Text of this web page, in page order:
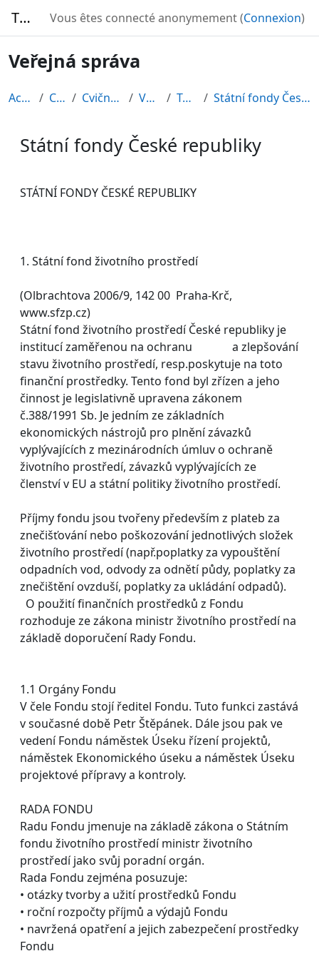
TURBO Vous êtes connecté anonymement (Connexion)
Veřejná správa
Accueil Cours Cvičné kurzy VS2010 Topic 9 Státní fondy České republiky
Státní fondy České republiky
STÁTNÍ FONDY ČESKÉ REPUBLIKY
1. Státní fond životního prostředí
(Olbrachtova 2006/9, 142 00 Praha-Krč,
www.sfzp.cz)
Státní fond životního prostředí České republiky je
institucí zaměřenou na ochranu a zlepšování
stavu životního prostředí, resp.poskytuje na toto
finanční prostředky. Tento fond byl zřízen a jeho
činnost je legislativně upravena zákonem
č.388/1991 Sb. Je jedním ze základních
ekonomických nástrojů pro plnění závazků
vyplývajících z mezinárodních úmluv o ochraně
životního prostředí, závazků vyplývajících ze
členství v EU a státní politiky životního prostředí.
Příjmy fondu jsou tvořeny především z plateb za
znečišťování nebo poškozování jednotlivých složek
životního prostředí (např.poplatky za vypouštění
odpadních vod, odvody za odnětí půdy, poplatky za
znečištění ovzduší, poplatky za ukládání odpadů).
O použití finančních prostředků z Fondu
rozhoduje ze zákona ministr životního prostředí na
základě doporučení Rady Fondu.
1.1 Orgány Fondu
V čele Fondu stojí ředitel Fondu. Tuto funkci zastává
v současné době Petr Štěpánek. Dále jsou pak ve
vedení Fondu náměstek Úseku řízení projektů,
náměstek Ekonomického úseku a náměstek Úseku
projektové přípravy a kontroly.
RADA FONDU
Radu Fondu jmenuje na základě zákona o Státním
fondu životního prostředí ministr životního
prostředí jako svůj poradní orgán.
Rada Fondu zejména posuzuje:
• otázky tvorby a užití prostředků Fondu
• roční rozpočty příjmů a výdajů Fondu
• navržená opatření a jejich zabezpečení prostředky
Fondu